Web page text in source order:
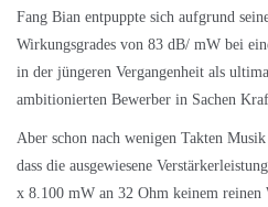
Fang Bian entpuppte sich aufgrund
Wirkungsgrades von 83 dB/ mW bei
in der jüngeren Vergangenheit als
ambitionierten Bewerber in Sachen
Aber schon nach wenigen Takten
dass die ausgewiesene
x 8.100 mW an 32 Ohm keinem reinen